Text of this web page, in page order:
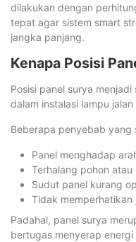
dilakukan dengan
tepat agar sistem smart
jangka panjang.
Kenapa Posisi
Posisi panel surya
dalam instalasi lampu
Beberapa penyebab yang
Panel menghadap
Terhalang pohon atau
Sudut panel kurang
Tidak memperhatikan
Padahal, panel surya
bertugas menyerap